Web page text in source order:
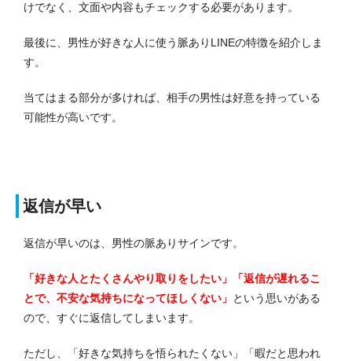
けでなく、文面や内容もチェックする必要があります。
最後に、男性が好きな人に使う脈ありLINEの特徴を紹介しま
す。
当てはまる部分が多ければ、相手の男性は好意を持っている
可能性が高いです。
返信が早い
返信が早いのは、男性の脈ありサインです。
「好きな人とたくさんやり取りをしたい」「返信が遅れるこ
とで、不安な気持ちになってほしくない」 という思いがある
ので、すぐに返信してしまいます。
ただし、「好きな気持ちを悟られたくない」「暇だと思われ